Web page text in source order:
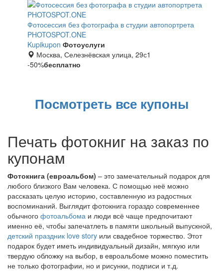
Фотосессия без фотографа в студии автопортрета
PHOTOSPOT.ONE
Kupikupon Фотоуслуги
Москва, Селезнёвская улица, 29с1
-50%бесплатно
Посмотреть все купоны
Печать фотокниг на заказ по
купонам
Фотокнига (евроальбом) – это замечательный подарок для
любого близкого Вам человека. С помощью неё можно
рассказать целую историю, составленную из радостных
воспоминаний. Выглядит фотокнига гораздо современнее
обычного фотоальбома и люди всё чаще предпочитают
именно её, чтобы запечатлеть в памяти школьный выпускной,
детский праздник love story или свадебное торжество. Этот
подарок будет иметь индивидуальный дизайн, мягкую или
твердую обложку на выбор, в евроальбоме можно поместить
не только фотографии, но и рисунки, подписи и т.д.